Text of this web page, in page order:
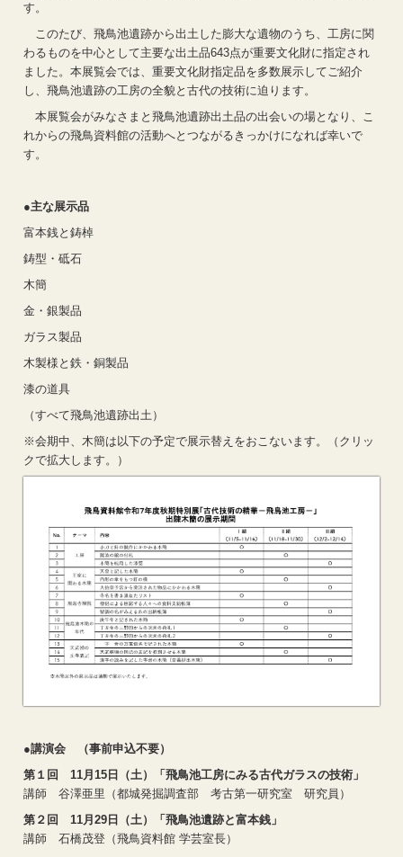
す。
このたび、飛鳥池遺跡から出土した膨大な遺物のうち、工房に関
わるものを中心として主要な出土品643点が重要文化財に指定され
ました。本展覧会では、重要文化財指定品を多数展示してご紹介
し、飛鳥池遺跡の工房の全貌と古代の技術に迫ります。
本展覧会がみなさまと飛鳥池遺跡出土品の出会いの場となり、こ
れからの飛鳥資料館の活動へとつながるきっかけになれば幸いで
す。
●主な展示品
富本銭と鋳棹
鋳型・砥石
木簡
金・銀製品
ガラス製品
木製様と鉄・銅製品
漆の道具
（すべて飛鳥池遺跡出土）
※会期中、木簡は以下の予定で展示替えをおこないます。（クリッ
クで拡大します。）
●講演会 （事前申込不要）
第１回 11月15日（土）「飛鳥池工房にみる古代ガラスの技術」
講師 谷澤亜里（都城発掘調査部 考古第一研究室 研究員）
第２回 11月29日（土）「飛鳥池遺跡と富本銭」
講師 石橋茂登（飛鳥資料館 学芸室長）